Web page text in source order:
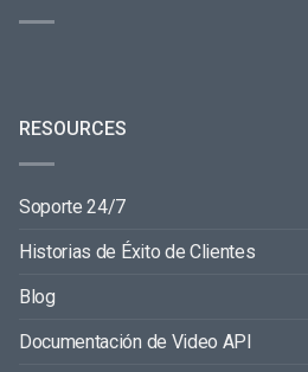
RESOURCES
Soporte 24/7
Historias de Éxito de Clientes
Blog
Documentación de Video API